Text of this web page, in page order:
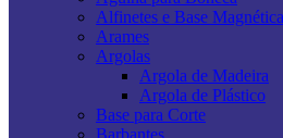
Alfinetes e Base Magnética
Arames
Argolas
Argola de Madeira
Argola de Plástico
Base para Corte
Barbantes